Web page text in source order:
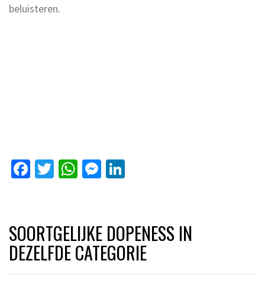
beluisteren.
Facebook
Twitter
WhatsApp
Messenger
SOORTGELIJKE DOPENESS IN
DEZELFDE CATEGORIE